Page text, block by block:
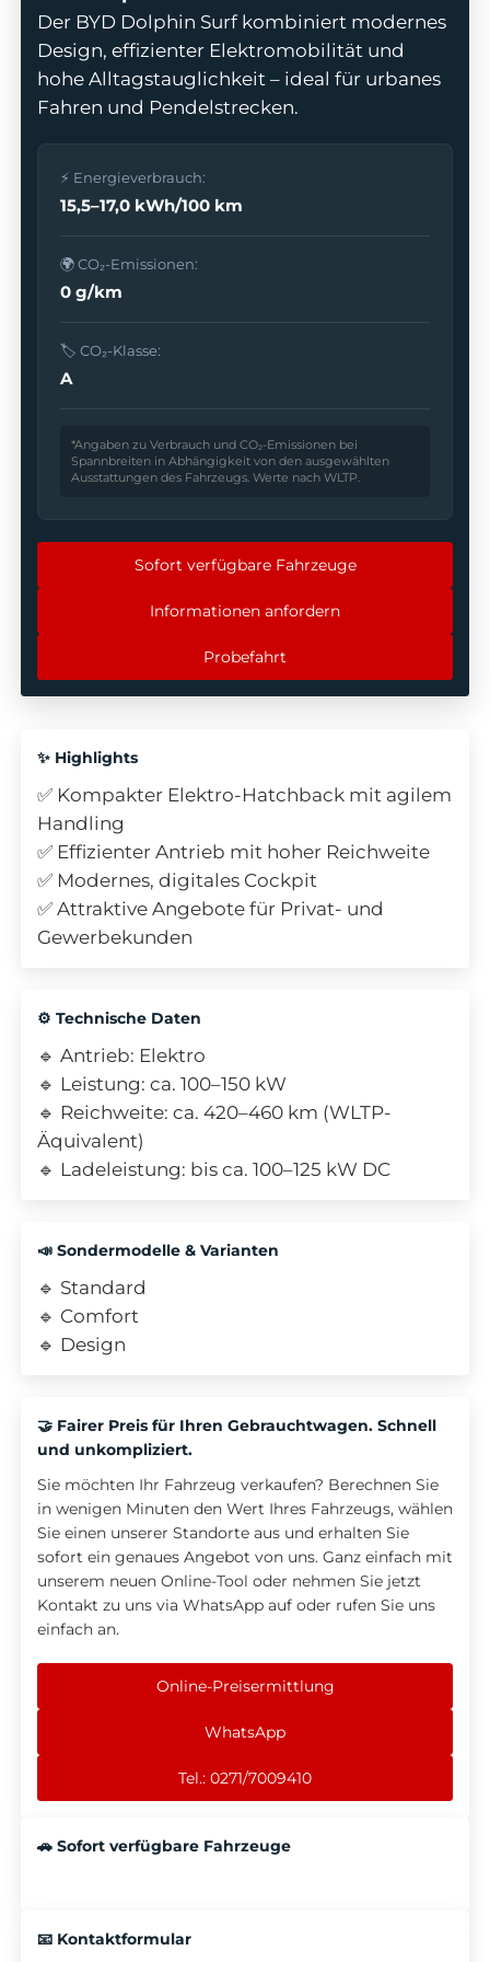
Der BYD Dolphin Surf kombiniert modernes
Design, effizienter Elektromobilität und
hohe Alltagstauglichkeit – ideal für urbanes
Fahren und Pendelstrecken.
⚡ Energieverbrauch:
15,5–17,0 kWh/100 km
🌍 CO₂-Emissionen:
0 g/km
🏷️ CO₂-Klasse:
A
*Angaben zu Verbrauch und CO₂-Emissionen bei
Spannbreiten in Abhängigkeit von den ausgewählten
Ausstattungen des Fahrzeugs. Werte nach WLTP.
Sofort verfügbare Fahrzeuge
Informationen anfordern
Probefahrt
✨ Highlights
✅ Kompakter Elektro-Hatchback mit agilem
Handling
✅ Effizienter Antrieb mit hoher Reichweite
✅ Modernes, digitales Cockpit
✅ Attraktive Angebote für Privat- und
Gewerbekunden
⚙️ Technische Daten
🔹 Antrieb: Elektro
🔹 Leistung: ca. 100–150 kW
🔹 Reichweite: ca. 420–460 km (WLTP-
Äquivalent)
🔹 Ladeleistung: bis ca. 100–125 kW DC
📣 Sondermodelle & Varianten
🔹 Standard
🔹 Comfort
🔹 Design
🤝 Fairer Preis für Ihren Gebrauchtwagen. Schnell
und unkompliziert.
Sie möchten Ihr Fahrzeug verkaufen? Berechnen Sie
in wenigen Minuten den Wert Ihres Fahrzeugs, wählen
Sie einen unserer Standorte aus und erhalten Sie
sofort ein genaues Angebot von uns. Ganz einfach mit
unserem neuen Online-Tool oder nehmen Sie jetzt
Kontakt zu uns via WhatsApp auf oder rufen Sie uns
einfach an.
Online-Preisermittlung
WhatsApp
Tel.: 0271/7009410
🚗 Sofort verfügbare Fahrzeuge
📧 Kontaktformular